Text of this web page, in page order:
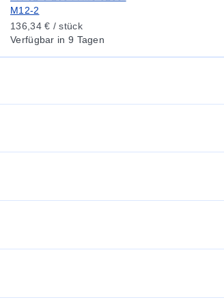
M12-2
136,34 € / stück
Verfügbar in 9 Tagen